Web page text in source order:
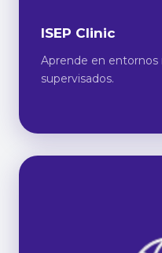
ISEP Clinic
Aprende en entornos
supervisados.